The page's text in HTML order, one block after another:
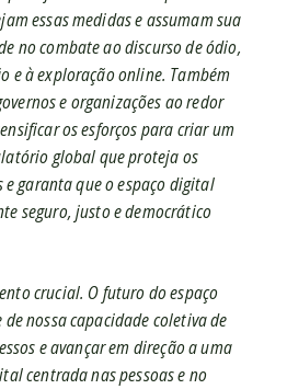
essas medidas e assumam sua
no combate ao discurso de ódio,
e à exploração online. Também
e organizações ao redor
os esforços para criar um
global que proteja os
garanta que o espaço digital
seguro, justo e democrático
crucial. O futuro do espaço
nossa capacidade coletiva de
e avançar em direção a uma
centrada nas pessoas e no